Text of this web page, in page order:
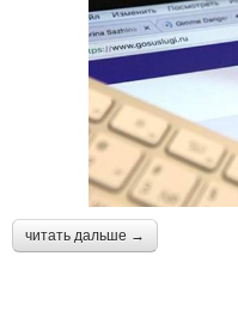
читать дальше →